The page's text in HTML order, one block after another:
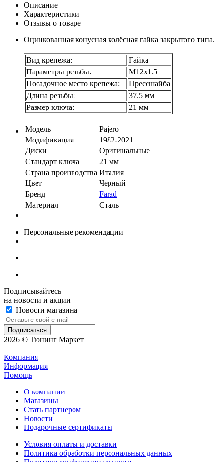
Описание
Характеристики
Отзывы о товаре
Оцинкованная конусная колёсная гайка закрытого типа.
Вид крепежа:
Гайка
Параметры резьбы:
М12х1.5
Посадочное место крепежа:
Прессшайба
Длина резьбы:
37.5 мм
Размер ключа:
21 мм
Модель
Pajero
Модификация
1982-2021
Диски
Оригинальные
Стандарт ключа
21 мм
Страна производства Италия
Цвет
Черный
Бренд
Farad
Материал
Сталь
Персональные рекомендации
Подписывайтесь
на новости и акции
Новости магазина
2026 © Тюнинг Маркет
Компания
Информация
Помощь
О компании
Магазины
Стать партнером
Новости
Подарочные сертификаты
Условия оплаты и доставки
Политика обработки персональных данных